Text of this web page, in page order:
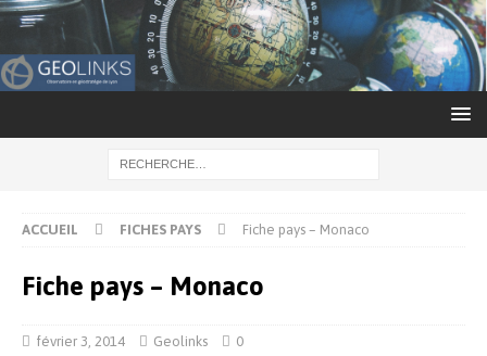
ACCUEIL FICHES PAYS Fiche pays – Monaco
Fiche pays – Monaco
février 3, 2014 Geolinks 0